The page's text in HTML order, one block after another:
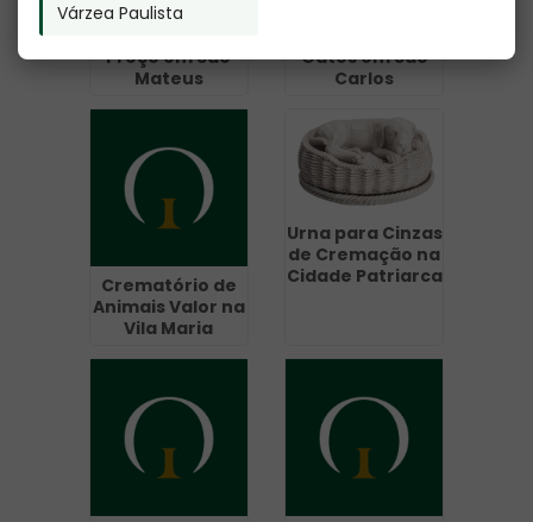
Várzea Paulista
Preço em São
Mateus
Gatos em São
Carlos
Crematório de
Animais Valor na
Vila Maria
Urna para Cinzas
de Cremação na
Cidade Patriarca